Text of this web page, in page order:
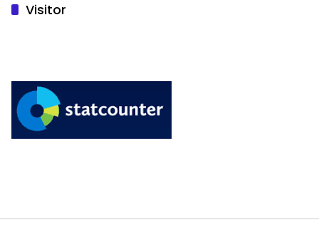
Visitor